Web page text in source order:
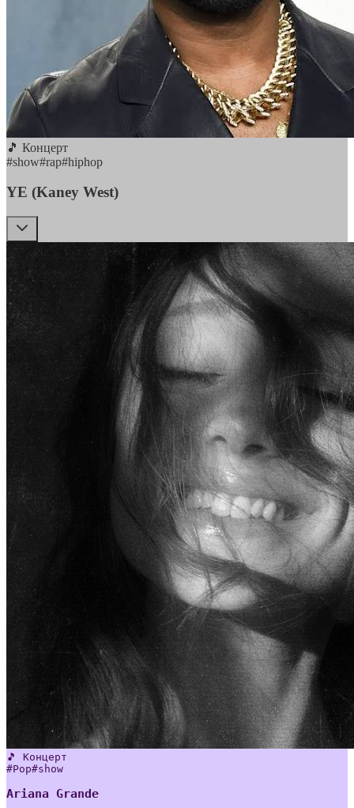
🎵 Концерт
#show#rap#hiphop
YE (Kaney West)
🎵 Концерт
#Pop#show
Ariana Grande